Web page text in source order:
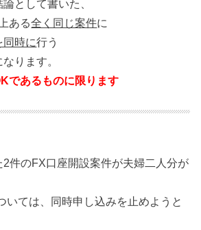
として書いた、
ある全く同じ案件に
同時に行う
ります。
であるものに限ります
2件のFX口座開設案件が夫婦二人分が
いては、同時申し込みを止めようと